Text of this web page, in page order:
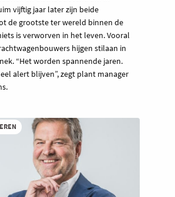
vijftig jaar later zijn beide
de grootste ter wereld binnen de
is verworven in het leven. Vooral
hijgen stilaan in
“Het worden spannende jaren.
alert blijven”, zegt plant manager